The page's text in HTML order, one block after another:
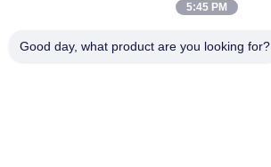
5:45 PM
Good day, what product are you looking for?